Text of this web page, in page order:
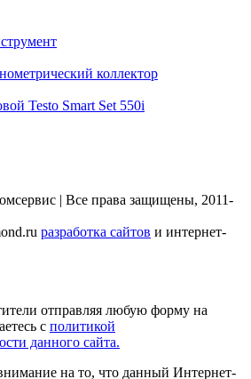
коллектор
Testo Smart Set 550i
| Все права защищены, 2011-
разработка сайтов и интернет-
отправляя любую форму на
с политикой
данного сайта.
на то, что данный Интернет-